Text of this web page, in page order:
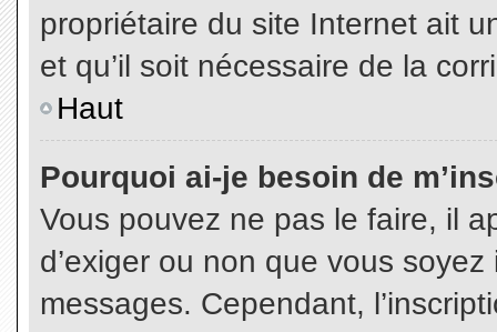
propriétaire du site Internet ait
et qu’il soit nécessaire de la
Haut
Pourquoi ai-je besoin de
Vous pouvez ne pas le faire, il
d’exiger ou non que vous
messages. Cependant,